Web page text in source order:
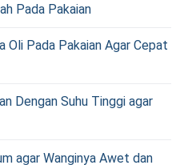
Pada Pakaian
Pada Pakaian Agar Cepat
Dengan Suhu Tinggi agar
agar Wanginya Awet dan